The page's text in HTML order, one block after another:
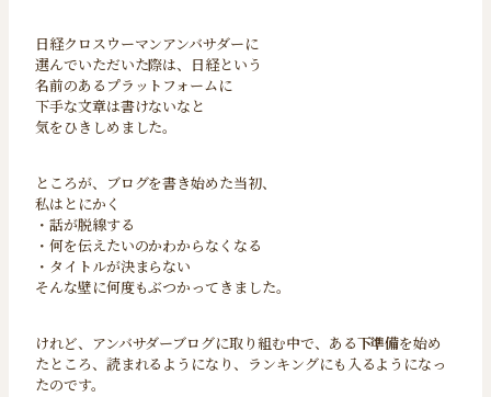
日経クロスウーマンアンバサダーに
選んでいただいた際は、日経という
名前のあるプラットフォームに
下手な文章は書けないなと
気をひきしめました。
ところが、ブログを書き始めた当初、
私はとにかく
・話が脱線する
・何を伝えたいのかわからなくなる
・タイトルが決まらない
そんな壁に何度もぶつかってきました。
けれど、アンバサダーブログに取り組む中で、ある下準備を始め
たところ、読まれるようになり、ランキングにも入るようになっ
たのです。